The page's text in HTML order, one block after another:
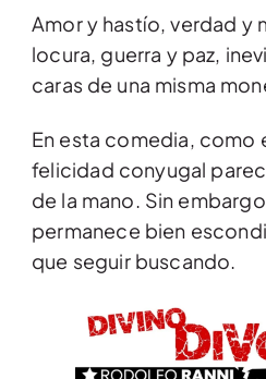
Amor y hastío, verdad y
locura, guerra y paz,
caras de una misma
En esta comedia, como
felicidad conyugal
de la mano. Sin
permanece bien
que seguir buscando.